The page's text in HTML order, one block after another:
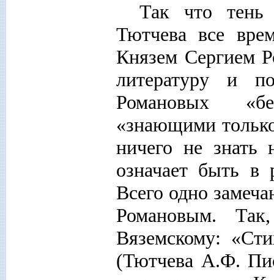
Так что тень
Тютчева все
Князем Сергием
литературу и
Романовых
«знающими
ничего не
означает быть в
Всего одно
Романовым.
Вяземскому:
(Тютчева А.Ф.